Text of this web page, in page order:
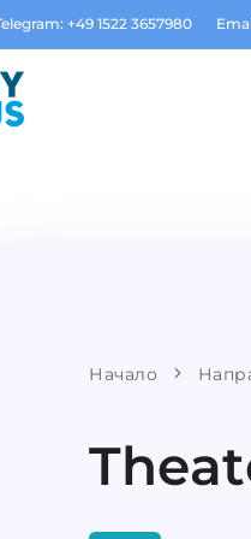
+49 1522 3657980
Начало